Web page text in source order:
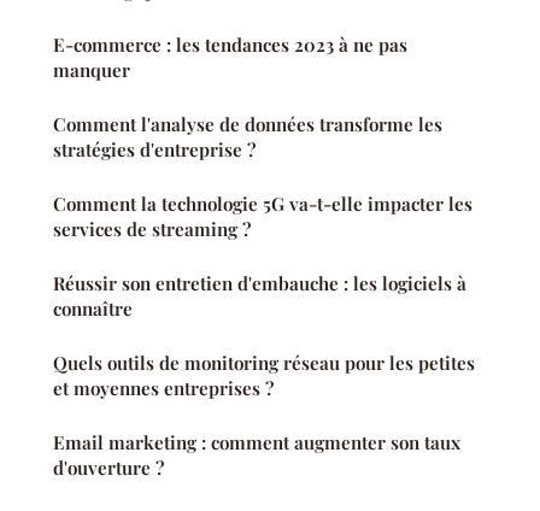
E-commerce : les tendances 2023 à ne pas
manquer
Comment l'analyse de données transforme les
stratégies d'entreprise ?
Comment la technologie 5G va-t-elle impacter les
services de streaming ?
Réussir son entretien d'embauche : les logiciels à
connaître
Quels outils de monitoring réseau pour les petites
et moyennes entreprises ?
Email marketing : comment augmenter son taux
d'ouverture ?